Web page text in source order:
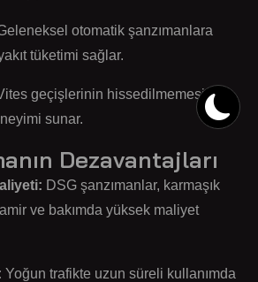
otomatik şanzımanlara
tüketimi sağlar.
geçişlerinin hissedilmemesi,
sunar.
Dezavantajları
DSG şanzımanlar, karmaşık
ve bakımda yüksek maliyet
Yoğun trafikte uzun süreli kullanımda